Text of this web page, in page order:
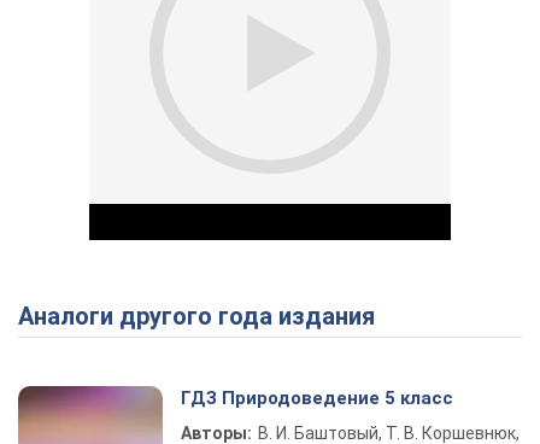
Play Video
Аналоги другого года издания
ГДЗ Природоведение 5 класс
Авторы: В. И. Баштовый, Т. В. Коршевнюк,